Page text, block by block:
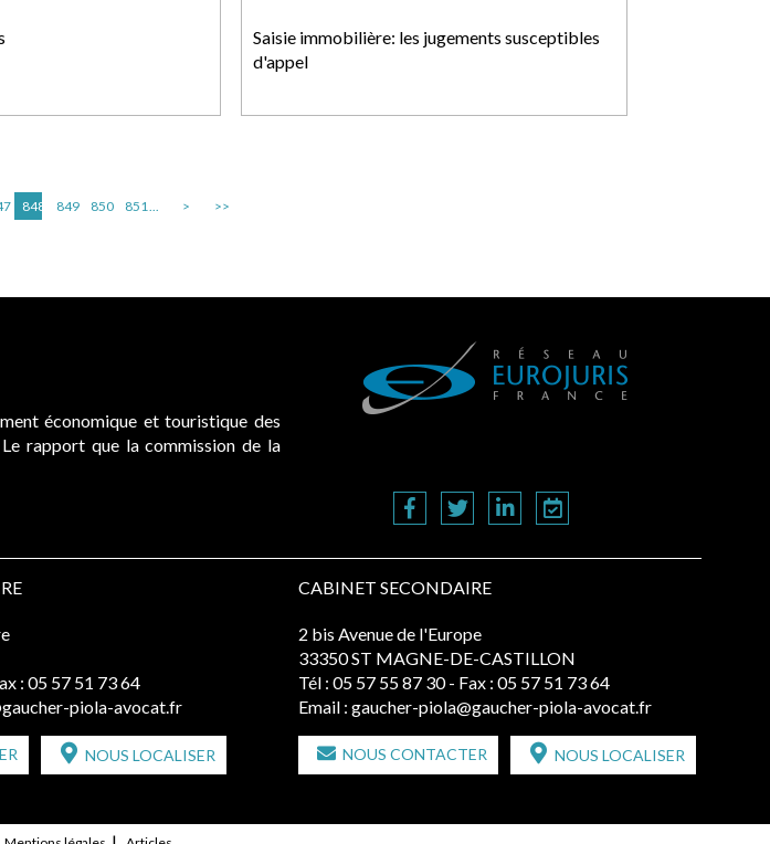
Saisie immobilière: les jugements susceptibles
d'appel
848 849 850 851... > >>
économique et touristique des
rapport que la commission de la
: 05 57 51 73 64
piola-avocat.fr
NOUS LOCALISER
CABINET SECONDAIRE
2 bis Avenue de l'Europe
33350 ST MAGNE-DE-CASTILLON
Tél : 05 57 55 87 30 - Fax : 05 57 51 73 64
Email : gaucher-piola@gaucher-piola-avocat.fr
NOUS CONTACTER NOUS LOCALISER